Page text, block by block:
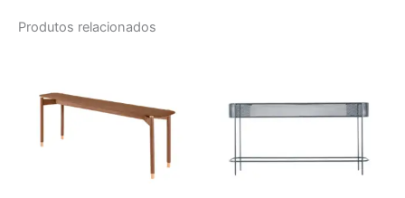
Produtos relacionados